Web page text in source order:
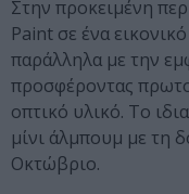
Στην προκειμένη
Paint σε ένα
παράλληλα με την
προσφέροντας
οπτικό υλικό. Το
μίνι άλμπουμ με τη
Οκτώβριο.